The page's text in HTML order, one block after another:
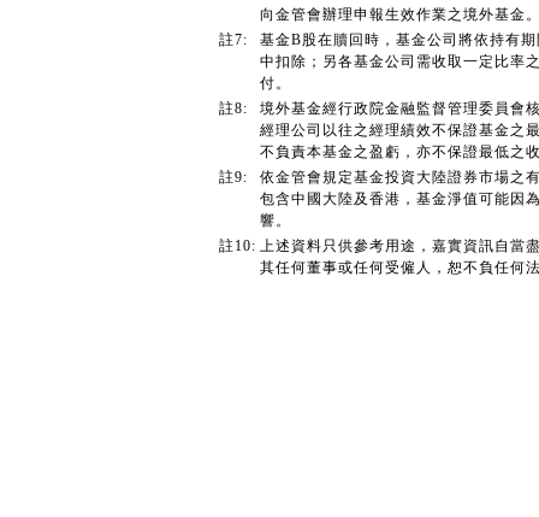
向金管會辦理申報生效作業之境外基金
註7:
基金B股在贖回時，基金公司將依持有
中扣除；另各基金公司需收取一定比率
付。
註8:
境外基金經行政院金融監督管理委員會
經理公司以往之經理績效不保證基金之
不負責本基金之盈虧，亦不保證最低之
註9:
依金管會規定基金投資大陸證券市場之
包含中國大陸及香港，基金淨值可能因
響。
註10: 上述資料只供參考用途，嘉實資訊自當
其任何董事或任何受僱人，恕不負任何